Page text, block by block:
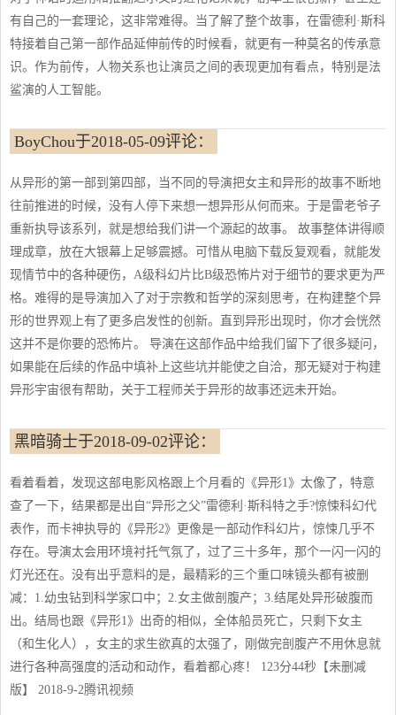
有自己的一套理论，这非常难得。当了解了整个故事，在雷德利·斯科
特接着自己第一部作品延伸前传的时候看，就更有一种莫名的传承意
识。作为前传，人物关系也让演员之间的表现更加有看点，特别是法
鲨演的人工智能。
BoyChou于2018-05-09评论：
从异形的第一部到第四部，当不同的导演把女主和异形的故事不断地
往前推进的时候，没有人停下来想一想异形从何而来。于是雷老爷子
重新执导该系列，就是想给我们讲一个源起的故事。 故事整体讲得顺
理成章，放在大银幕上足够震撼。可惜从电脑下载反复观看，就能发
现情节中的各种硬伤，A级科幻片比B级恐怖片对于细节的要求更为严
格。难得的是导演加入了对于宗教和哲学的深刻思考，在构建整个异
形的世界观上有了更多启发性的创新。直到异形出现时，你才会恍然
这并不是你要的恐怖片。 导演在这部作品中给我们留下了很多疑问，
如果能在后续的作品中填补上这些坑并能使之自洽，那无疑对于构建
异形宇宙很有帮助，关于工程师关于异形的故事还远未开始。
黑暗骑士于2018-09-02评论：
看着看着，发现这部电影风格跟上个月看的《异形1》太像了，特意
查了一下，结果都是出自“异形之父”雷德利·斯科特之手?惊悚科幻代
表作，而卡神执导的《异形2》更像是一部动作科幻片，惊悚几乎不
存在。导演太会用环境衬托气氛了，过了三十多年，那个一闪一闪的
灯光还在。没有出乎意料的是，最精彩的三个重口味镜头都有被删
减：1.幼虫钻到科学家口中；2.女主做剖腹产；3.结尾处异形破腹而
出。结局也跟《异形1》出奇的相似，全体船员死亡，只剩下女主
（和生化人），女主的求生欲真的太强了，刚做完剖腹产不用休息就
进行各种高强度的活动和动作，看着都心疼！ 123分44秒【未删减
版】 2018-9-2腾讯视频